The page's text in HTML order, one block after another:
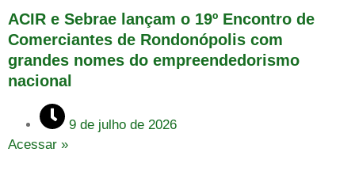
ACIR e Sebrae lançam o 19º Encontro de
Comerciantes de Rondonópolis com
grandes nomes do empreendedorismo
nacional
9 de julho de 2026
Acessar »